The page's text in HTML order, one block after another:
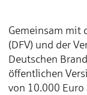
Gemeinsam mit
(DFV) und der
Deutschen
öffentlichen
von 10.000 Euro